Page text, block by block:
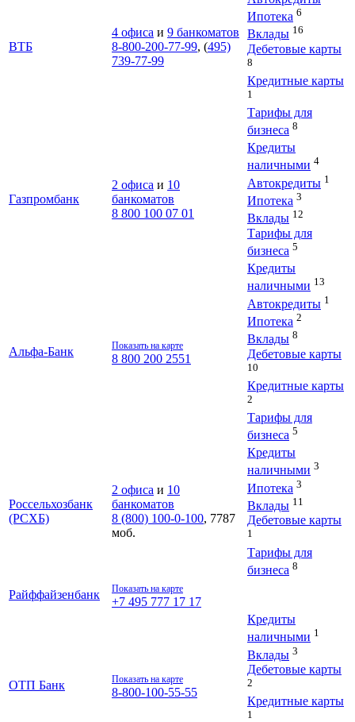
ВТБ
4 офиса и 9 банкоматов
8-800-200-77-99, (495)
739-77-99
Ипотека 6
Вклады 16
Дебетовые карты
8
Кредитные карты
1
Тарифы для
бизнеса 8
Газпромбанк
2 офиса и 10
банкоматов
8 800 100 07 01
Кредиты
наличными 4
Автокредиты 1
Ипотека 3
Вклады 12
Тарифы для
бизнеса 5
Альфа-Банк Показать на карте
8 800 200 2551
Кредиты
наличными 13
Автокредиты 1
Ипотека 2
Вклады 8
Дебетовые карты
10
Кредитные карты
2
Тарифы для
бизнеса 5
Россельхозбанк
(РСХБ)
2 офиса и 10
банкоматов
8 (800) 100-0-100, 7787
моб.
Кредиты
наличными 3
Ипотека 3
Вклады 11
Дебетовые карты
1
Тарифы для
бизнеса 8
Райффайзенбанк Показать на карте
+7 495 777 17 17
ОТП Банк Показать на карте
8-800-100-55-55
Кредиты
наличными 1
Вклады 3
Дебетовые карты
2
Кредитные карты
1